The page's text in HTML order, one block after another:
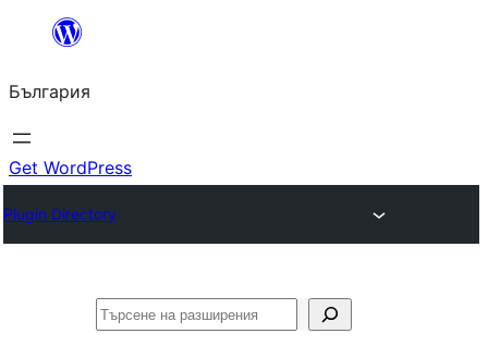
България
Get WordPress
Plugin Directory
Търсене